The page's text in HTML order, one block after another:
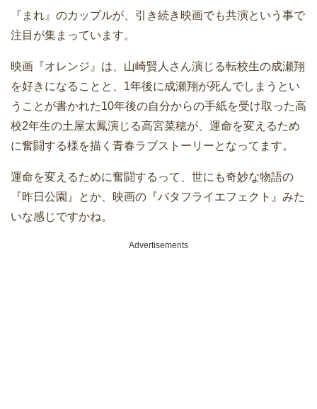
『まれ』のカップルが、引き続き映画でも共演という事で
注目が集まっています。
映画『オレンジ』は、山崎賢人さん演じる転校生の成瀬翔
を好きになることと、1年後に成瀬翔が死んでしまうとい
うことが書かれた10年後の自分からの手紙を受け取った高
校2年生の土屋太鳳演じる高宮菜穂が、運命を変えるため
に奮闘する様を描く青春ラブストーリーとなってます。
運命を変えるために奮闘するって、世にも奇妙な物語の
『昨日公園』とか、映画の『バタフライエフェクト』みた
いな感じですかね。
Advertisements